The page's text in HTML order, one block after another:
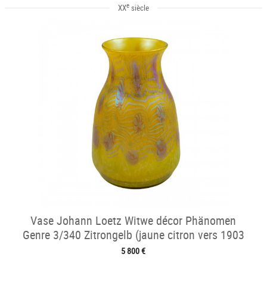
XXesiècle
Vase Johann Loetz Witwe décor Phänomen
Genre 3/340 Zitrongelb (jaune citron vers 1903
5 800 €